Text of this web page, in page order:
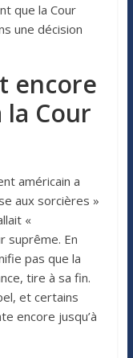
que la Cour
une décision
encore
la Cour
américain a
aux sorcières »
«
suprême. En
pas que la
tire à sa fin.
et certains
encore jusqu’à